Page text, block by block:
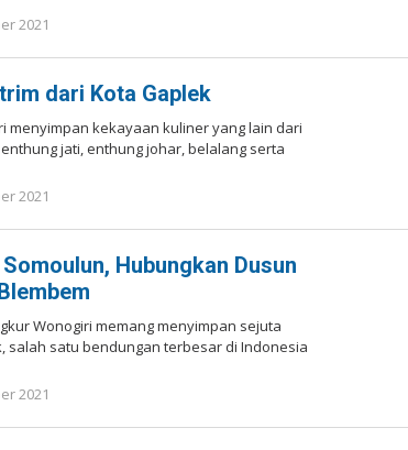
2021
dari Kota Gaplek
menyimpan kekayaan kuliner yang lain dari
jati, enthung johar, belalang serta
2021
Hubungkan Dusun
Wonogiri memang menyimpan sejuta
salah satu bendungan terbesar di Indonesia
2021